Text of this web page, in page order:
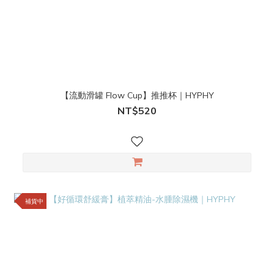
【流動滑罐 Flow Cup】推推杯｜HYPHY
NT$520
補貨中